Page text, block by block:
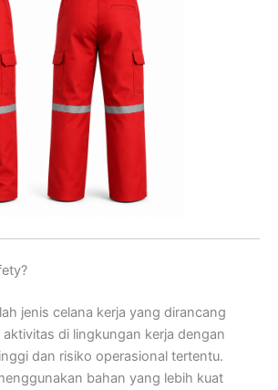
jenis celana kerja yang dirancang
di lingkungan kerja dengan
dan risiko operasional tertentu.
bahan yang lebih kuat